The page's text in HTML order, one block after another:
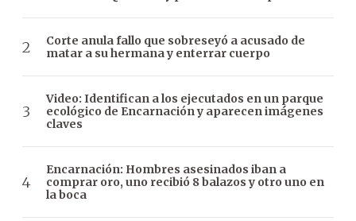
Corte anula fallo que sobreseyó a acusado de
matar a su hermana y enterrar cuerpo
Video: Identifican a los ejecutados en un parque
ecológico de Encarnación y aparecen imágenes
claves
Encarnación: Hombres asesinados iban a
comprar oro, uno recibió 8 balazos y otro uno en
la boca